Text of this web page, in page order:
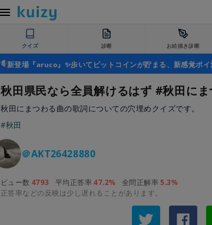
クイズ 診断 お絵描き診断
新登場『aruco』✨歩いてビットコインが貯まる、新感覚ポ
秋田県民なら全員解けるはず #秋田に
秋田にまつわる曲の歌詞についての穴埋めクイズです。
#秋田
＠AKT26428880
ビュー数 4793 平均正答率47.2% 全問正解率5.3%
正答率などの反映は少し遅れることがあります。